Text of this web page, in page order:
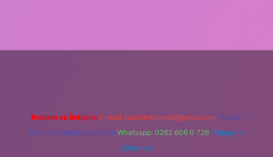
Reklam ve İletişim: E-mail: backlinkpaneli@gmail.com Teams:
forumhizmeti@gmail.com Whatsapp: 0262 606 0 726 Telegram:
@karabul